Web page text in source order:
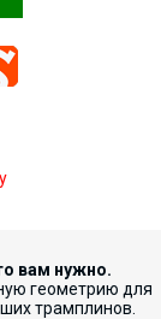
вам нужно.
геометрию для
трамплинов.